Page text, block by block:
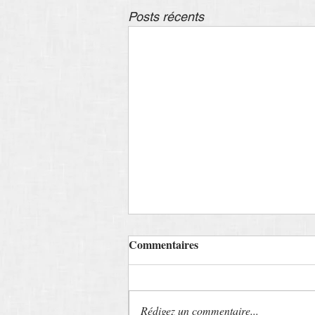
Posts récents
Commentaires
Rédigez un commentaire...